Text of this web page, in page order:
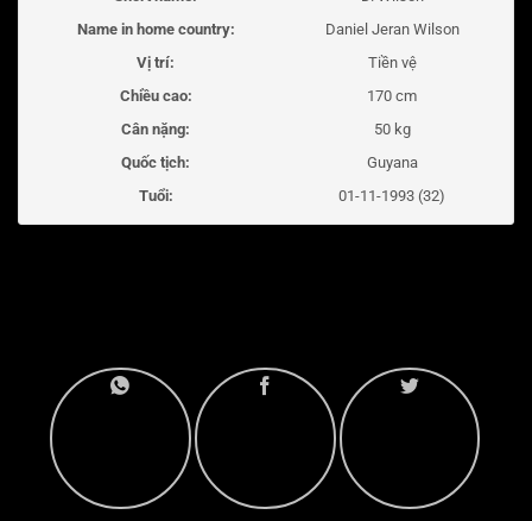
Name in home country:
Daniel Jeran Wilson
Vị trí:
Tiền vệ
Chiều cao:
170 cm
Cân nặng:
50 kg
Quốc tịch:
Guyana
Tuổi:
01-11-1993 (32)